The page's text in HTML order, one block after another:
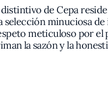
de Cepa
selección minuciosa
meticuloso por el
la sazón y la
de los mayores